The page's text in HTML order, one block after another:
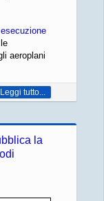
aeroplani
Leggi tutto...
la